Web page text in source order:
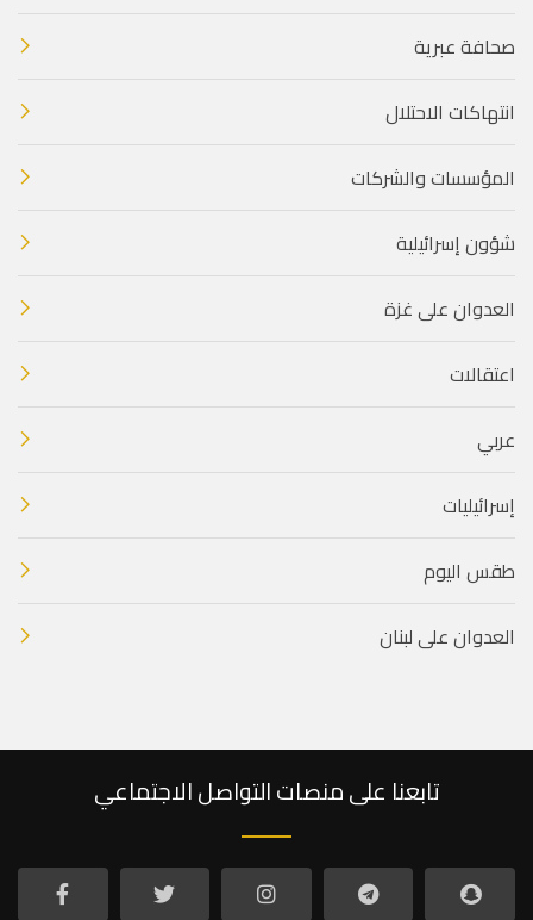
صحافة عبرية
انتهاكات الاحتلال
المؤسسات والشركات
شؤون إسرائيلية
العدوان على غزة
اعتقالات
عربي
إسرائيليات
طقس اليوم
العدوان على لبنان
تابعنا على منصات التواصل الاجتماعي